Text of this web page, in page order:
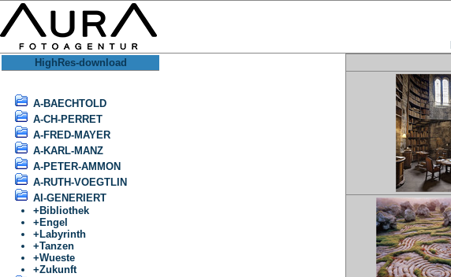
HighRes-download
A-BAECHTOLD
A-CH-PERRET
A-FRED-MAYER
A-KARL-MANZ
A-PETER-AMMON
A-RUTH-VOEGTLIN
AI-GENERIERT
+ Bibliothek
+ Engel
+ Labyrinth
+Tanzen
+Wueste
+Zukunft